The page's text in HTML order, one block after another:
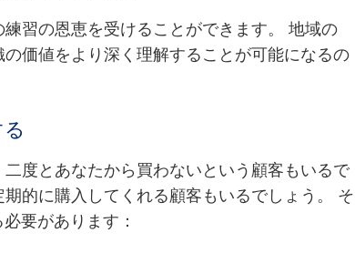
習の恩恵を受けることができます。 地域の
価値をより深く理解することが可能になるの
度とあなたから買わないという顧客もいるで
的に購入してくれる顧客もいるでしょう。 そ
要があります：